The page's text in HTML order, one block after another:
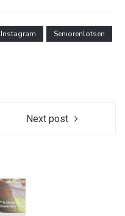
Instagram
Seniorenlotsen
Next post